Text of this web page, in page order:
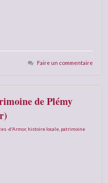
Faire un commentaire
de Plémy
-d'Armor, histoire locale patrimoine